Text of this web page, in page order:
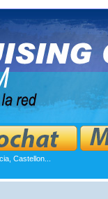
Castellon...